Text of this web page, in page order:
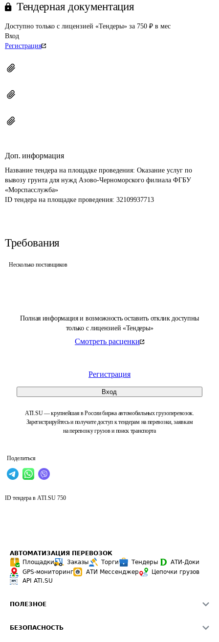
Полная информация и возможность оставить отклик доступны
только с лицензией «Тендеры»
Смотреть расценки
Регистрация
Вход
ATI.SU — крупнейшая в России биржа автомобильных грузоперевозок.
Зарегистрируйтесь и получите доступ к тендерам на перевозки, заявкам
на перевозку грузов и поиск транспорта
Поделиться
Тендерная документация
Доступно только с лицензией «Тендеры» за 750 ₽ в мес
Вход
Регистрация
Доп. информация
Название тендера на площадке проведения: Оказание услуг по
вывозу грунта для нужд Азово-Черноморского филиала ФГБУ
«Морспасслужба»
ID тендера на площадке проведения: 32109937713
Требования
Несколько поставщиков
ID тендера в ATI.SU 750
АВТОМАТИЗАЦИЯ ПЕРЕВОЗОК
Площадки
Заказы Торги Тендеры
АТИ-Доки
GPS-мониторинг
АТИ Мессенджер
Цепочки грузов
API ATI.SU
ПОЛЕЗНОЕ
БЕЗОПАСНОСТЬ